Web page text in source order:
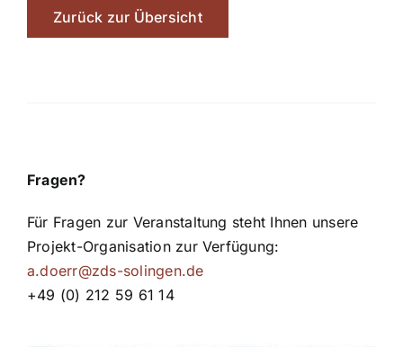
Zurück zur Übersicht
Fragen?
Für Fragen zur Veranstaltung steht Ihnen unsere
Projekt-Organisation zur Verfügung:
a.doerr@zds-solingen.de
+49 (0) 212 59 61 14